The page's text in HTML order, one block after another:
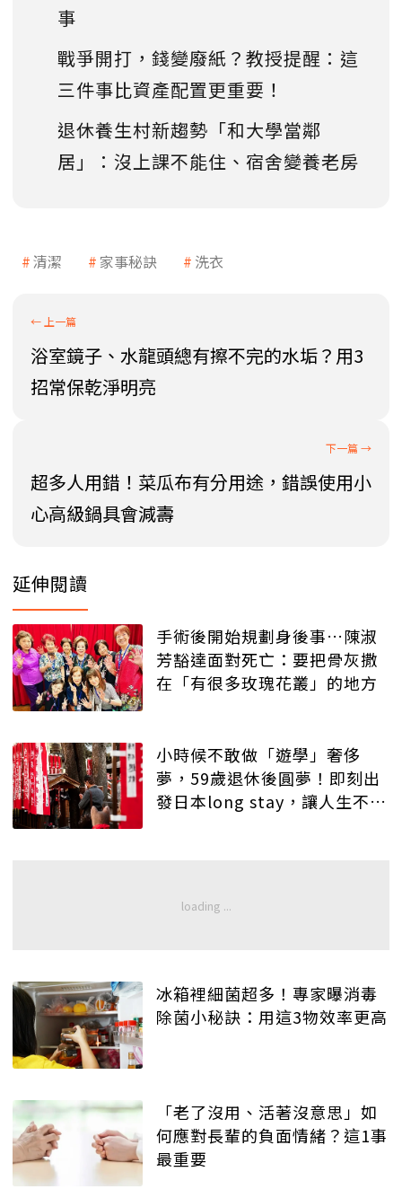
事
戰爭開打，錢變廢紙？教授提醒：這
三件事比資產配置更重要！
退休養生村新趨勢「和大學當鄰
居」：沒上課不能住、宿舍變養老房
清潔 家事秘訣 洗衣
浴室鏡子、水龍頭總有擦不完的水垢？用3
招常保乾淨明亮
超多人用錯！菜瓜布有分用途，錯誤使用小
心高級鍋具會減壽
延伸閱讀
手術後開始規劃身後事…陳淑
芳豁達面對死亡：要把骨灰撒
在「有很多玫瑰花叢」的地方
小時候不敢做「遊學」奢侈
夢，59歲退休後圓夢！即刻出
發日本long stay，讓人生不留
冰箱裡細菌超多！專家曝消毒
除菌小秘訣：用這3物效率更高
「老了沒用、活著沒意思」如
何應對長輩的負面情緒？這1事
最重要